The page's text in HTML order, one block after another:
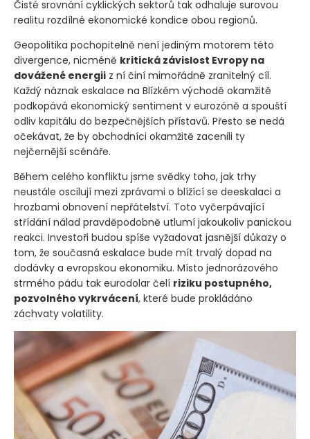
Čisté srovnání cyklických sektorů tak odhaluje surovou
realitu rozdílné ekonomické kondice obou regionů.
Geopolitika pochopitelně není jediným motorem této
divergence, nicméně kritická závislost Evropy na
dovážené energii z ní činí mimořádně zranitelný cíl.
Každý náznak eskalace na Blízkém východě okamžitě
podkopává ekonomický sentiment v eurozóně a spouští
odliv kapitálu do bezpečnějších přístavů. Přesto se nedá
očekávat, že by obchodníci okamžitě zacenili ty
nejčernější scénáře.
Během celého konfliktu jsme svědky toho, jak trhy
neustále oscilují mezi zprávami o blížící se deeskalaci a
hrozbami obnovení nepřátelství. Toto vyčerpávající
střídání nálad pravděpodobně utlumí jakoukoliv panickou
reakci. Investoři budou spíše vyžadovat jasnější důkazy o
tom, že současná eskalace bude mít trvalý dopad na
dodávky a evropskou ekonomiku. Místo jednorázového
strmého pádu tak eurodolar čelí riziku postupného,
pozvolného vykrvácení, které bude prokládáno
záchvaty volatility.